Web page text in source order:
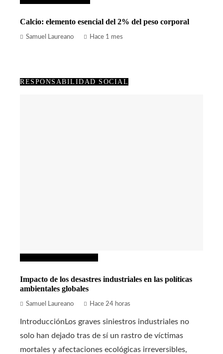
Calcio: elemento esencial del 2% del peso corporal
Samuel Laureano Hace 1 mes
RESPONSABILIDAD SOCIAL
Impacto de los desastres industriales en las políticas
ambientales globales
Samuel Laureano Hace 24 horas
IntroducciónLos graves siniestros industriales no
solo han dejado tras de sí un rastro de víctimas
mortales y afectaciones ecológicas irreversibles,